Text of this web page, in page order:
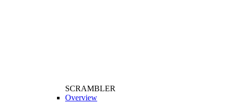
SCRAMBLER
Overview